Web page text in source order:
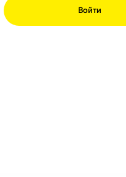
Войти